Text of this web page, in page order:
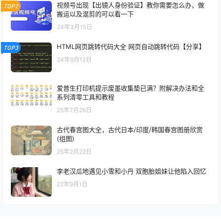
TOP2
视频号出现【出镜人身份验证】教你需要怎么办，做
搬运以及混剪的可以看一下
24年3月15日
TOP3 HTML网页跳转代码大全 网页自动跳转代码【分享】
24年9月12日
爱普生打印机提示废墨收集垫已满？附解决办法和全
系列清零工具和教程
25年7月26日
古代春宫图大全，古代日本/印度/韩国春宫图册欣赏
(组图)
25年2月22日
李老汉瓜地遇见小雪和小丹 双胞胎姐妹让他陷入回忆
22年9月1日